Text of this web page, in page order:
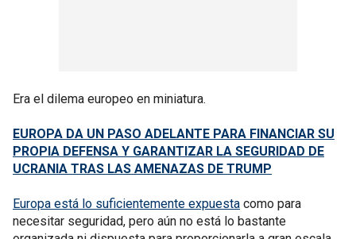
Era el dilema europeo en miniatura.
EUROPA DA UN PASO ADELANTE PARA FINANCIAR SU
PROPIA DEFENSA Y GARANTIZAR LA SEGURIDAD DE
UCRANIA TRAS LAS AMENAZAS DE TRUMP
Europa está lo suficientemente expuesta como para
necesitar seguridad, pero aún no está lo bastante